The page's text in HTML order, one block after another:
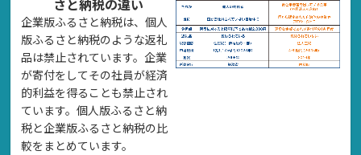
さと納税の違い
企業版ふるさと納税は、個人
版ふるさと納税のような返礼
品は禁止されています。企業
が寄付をしてその社員が経済
的利益を得ることも禁止され
ています。個人版ふるさと納
税と企業版ふるさと納税の比
較をまとめています。